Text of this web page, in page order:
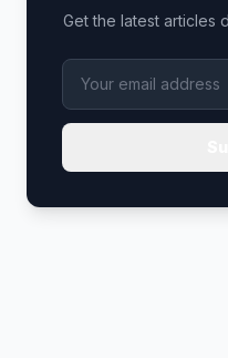
Get the latest articles